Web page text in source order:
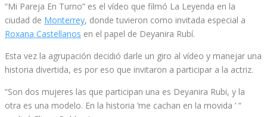
“Mi Pareja En Turno” es el vídeo que filmó La Leyenda en la
ciudad de Monterrey, donde tuvieron como invitada especial a
Roxana Castellanos en el papel de Deyanira Rubí.
Esta vez la agrupación decidió darle un giro al vídeo y manejar una
historia divertida, es por eso que invitaron a participar a la actriz.
“Son dos mujeres las que participan una es Deyanira Rubi, y la
otra es una modelo. En la historia ‘me cachan en la movida ’ “